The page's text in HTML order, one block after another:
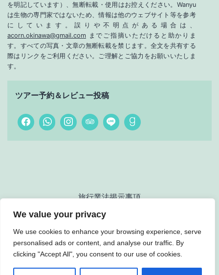
We value your privacy
We use cookies to enhance your browsing experience, serve
personalised ads or content, and analyse our traffic. By
clicking "Accept All", you consent to our use of cookies.
を明記しています）、無断転載・使用はお控えください。Wanyu
は生物の専門家ではないため、情報は他のウェブサイト等を参考
にしています。誤りや不明点がある場合は、
acorn.okinawa@gmail.com までご指摘いただけると助かりま
す。すべての写真・文章の無断転載を禁じます。全文を共有する
際はリンクをご利用ください。ご理解とご協力をお願いいたしま
す。
ツアー予約＆レビュー投稿
旅行業法掲示事項
Yambaru Nature Guide Wanyu